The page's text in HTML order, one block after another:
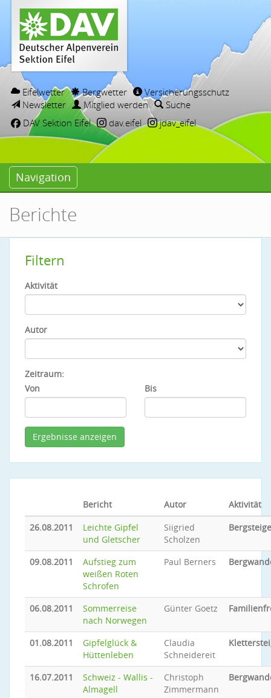
Eifelwetter Bergwetter
Versicherungsschutz
Newsletter
Mitglied werden
Suche
DAV Sektion Eifel
dav.eifel jdav_eifel
Navigation
Berichte
Filtern
Aktivität
Autor
Zeitraum:
Von
Bis
Bericht Autor
Aktivität
26.08.2011
Leichte Gipfel
und Gletscher
Siigried
Scholzen
09.08.2011
Aufstieg zum
weißen Roten
Schrofen
Paul Berners
06.08.2011
Sommerreise
nach Norwegen
Günter Goetz
01.08.2011
Gipfelglück &
Hüttenleben
Claudia
Schneidereit
16.07.2011
Schweiz - Wallis -
Almagell
Christoph
Zimmermann